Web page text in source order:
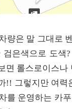
량은 말 그대로
은색으로 도색
면 롤스로이스나
!! 그렇지만 여력
를 운영하는 카